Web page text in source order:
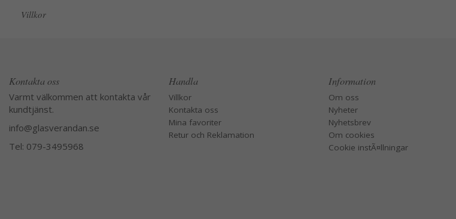
Villkor
Kontakta oss
Varmt välkommen att kontakta vår
kundtjänst.
info@glasverandan.se
Tel: 079-3495968
Handla
Villkor
Kontakta oss
Mina favoriter
Retur och Reklamation
Information
Om oss
Nyheter
Nyhetsbrev
Om cookies
Cookie instÃ¤llningar